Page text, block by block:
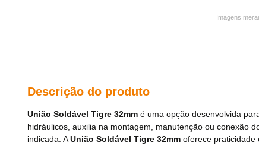
Imagens
Descrição do produto
União Soldável Tigre 32mm é uma opção desenvolvida
hidráulicos, auxilia na montagem, manutenção ou conexão
indicada. AUnião Soldável Tigre 32mm oferece praticidade